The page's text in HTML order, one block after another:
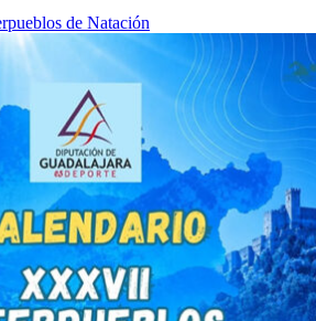
de Natación